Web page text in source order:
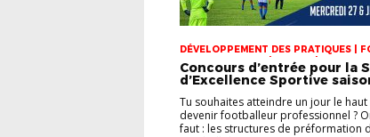
DÉVELOPPEMENT DES PRATIQUES |
MILIEU SCOLAIRE | JEUNES | SECTION
MASCULINE
Concours d’entrée pour la
d’Excellence Sportive
Tu souhaites atteindre un jour le haut
devenir footballeur professionnel ?
faut : les structures de préformation